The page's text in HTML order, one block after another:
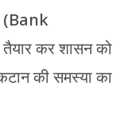
(Bank
कर शासन को
की समस्या का